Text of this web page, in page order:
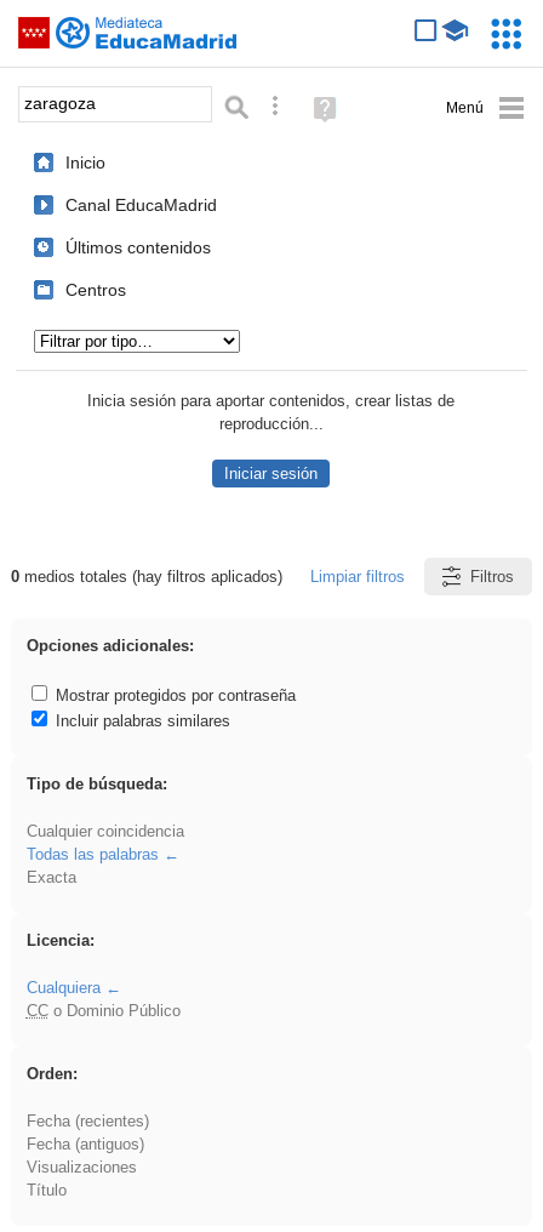
Saltar navegación
Palabra o frase: Búsqueda avanzada
Ayuda
(en
Inicio
Canal EducaMadrid
Últimos contenidos
Centros
Inicia sesión para aportar contenidos, crear listas de
reproducción...
Iniciar sesión
Resultados de: zaragoza
0medios totales (hay filtros aplicados) Limpiar filtros Filtros
Opciones adicionales:
Mostrar protegidos por contraseña
Incluir palabras similares
Tipo de búsqueda:
Cualquier coincidencia
Todas las palabras
Exacta
Licencia:
Cualquiera
CCo Dominio Público
Orden:
Fecha (recientes)
Fecha (antiguos)
Visualizaciones
Título